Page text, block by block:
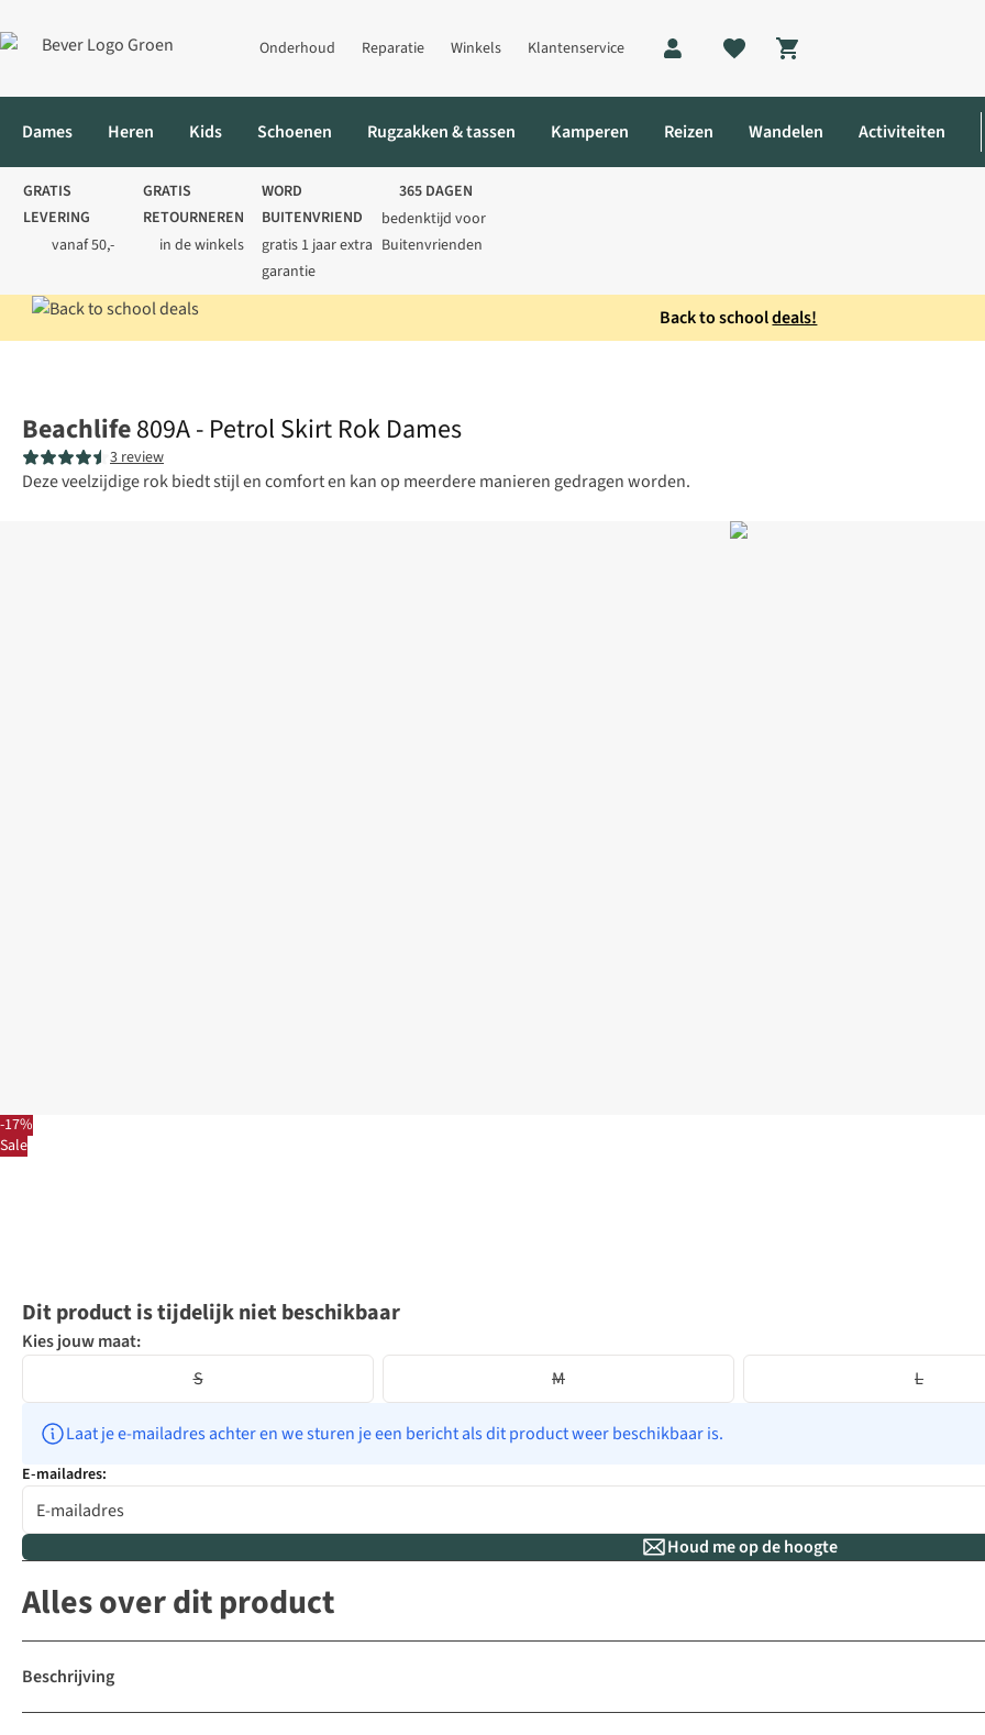
Onderhoud Reparatie Winkels Klantenservice
Shopping cart
Dames Heren Kids Schoenen Rugzakken & tassen Kamperen Reizen Wandelen Activiteiten
GRATIS
LEVERING
vanaf 50,-
GRATIS
RETOURNEREN
in de winkels
WORD
BUITENVRIEND
gratis 1 jaar extra
garantie
365 DAGEN
bedenktijd voor
Buitenvrienden
Back to schooldeals!
-17%
Sale
Beachlife809A - Petrol Skirt Rok Dames
3 review
Deze veelzijdige rok biedt stijl en comfort en kan op meerdere manieren gedragen worden.
Dit product is tijdelijk niet beschikbaar
Kies jouw maat:
S
M L
Laat je e-mailadres achter en we sturen je een bericht als dit product weer beschikbaar is.
E-mailadres:
Houd me op de hoogte
Alles over dit product
Beschrijving